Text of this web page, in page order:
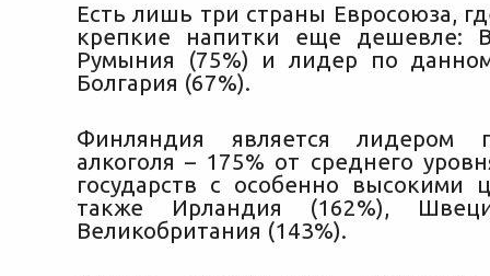
Есть лишь три страны Евросоюза,
крепкие напитки еще дешевле:
Румыния (75%) и лидер по
Болгария (67%).
Финляндия является лидером
алкоголя – 175% от среднего
государств с особенно высокими
также Ирландия (162%),
Великобритания (143%).